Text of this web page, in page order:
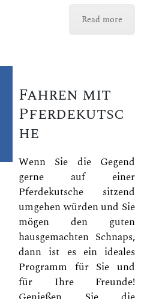
Read more
Fahren mit
Pferdekutsc
he
Wenn Sie die Gegend
gerne auf einer
Pferdekutsche sitzend
umgehen würden und Sie
mögen den guten
hausgemachten Schnaps,
dann ist es ein ideales
Programm für Sie und
für Ihre Freunde!